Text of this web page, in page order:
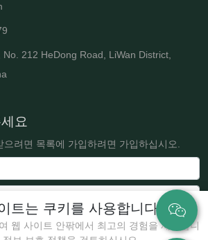
트는 쿠키를 사용합니다
웹 사이트 안팎에서 최고의 경험을 제공합니
212 HeDong Road, LiWan District,
요
려면 목록에 가입하려면 가입하십시오.